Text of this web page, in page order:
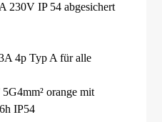
230V IP 54 abgesichert
4p Typ A für alle
orange mit
IP54